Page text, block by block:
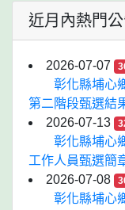
近月內熱門
2026-07-07
彰化縣埔心
第二階段甄選結
2026-07-13
彰化縣埔心
工作人員甄選簡
2026-07-08
彰化縣埔心